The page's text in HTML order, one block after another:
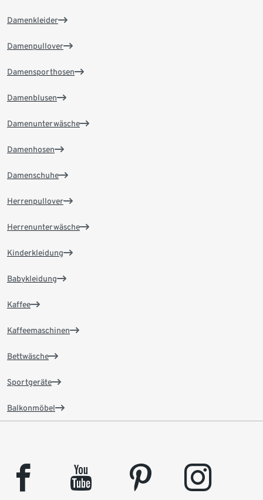
Damenkleider
Damenpullover
Damensporthosen
Damenblusen
Damenunterwäsche
Damenhosen
Damenschuhe
Herrenpullover
Herrenunterwäsche
Kinderkleidung
Babykleidung
Kaffee
Kaffeemaschinen
Bettwäsche
Sportgeräte
Balkonmöbel
facebook youtube pinterest instagram